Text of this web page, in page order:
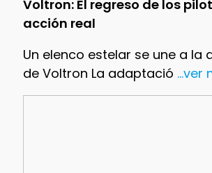
Voltron: El regreso de los
acción real
Un elenco estelar se une a la
de Voltron La adaptació ...ver